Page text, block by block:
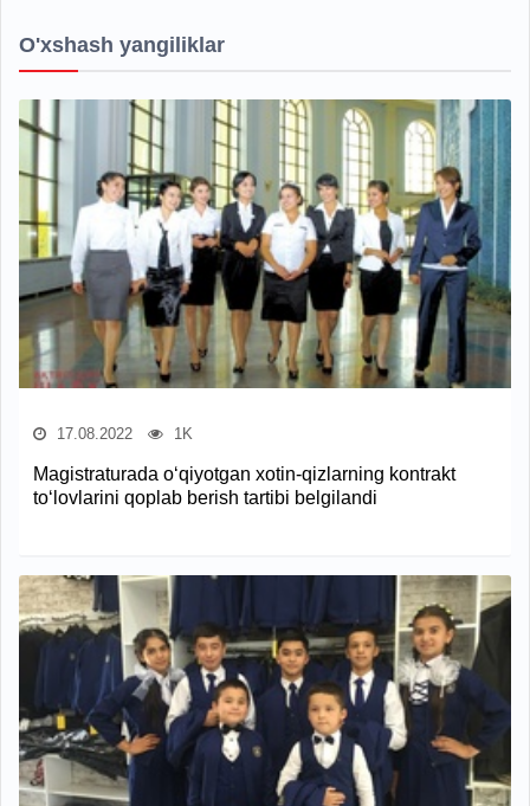
O'xshash yangiliklar
17.08.2022 1K
Magistraturada o‘qiyotgan xotin-qizlarning kontrakt
to‘lovlarini qoplab berish tartibi belgilandi